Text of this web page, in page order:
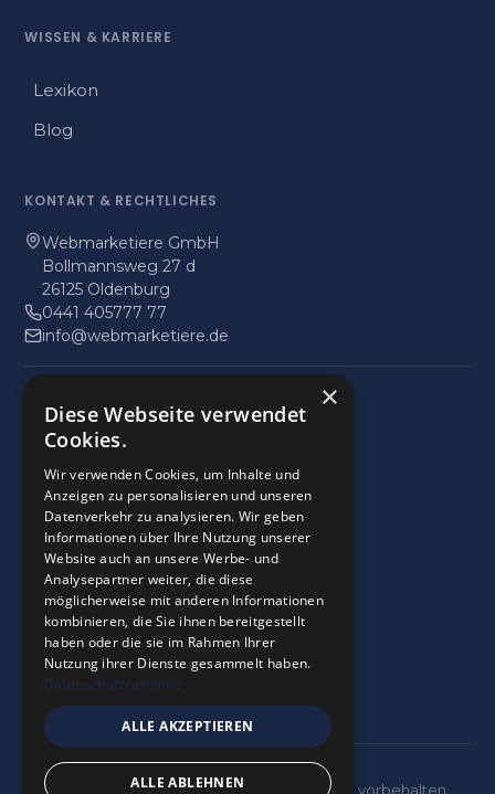
WISSEN & KARRIERE
Lexikon
Blog
KONTAKT & RECHTLICHES
Webmarketiere GmbH
Bollmannsweg 27 d
26125 Oldenburg
0441 405777 77
info@webmarketiere.de
Datenschutz
28 Bewertungen 9,9
provided by
Google Reviews
5.0
© 2026 Webmarketiere GmbH. Alle Rechte vorbehalten.
×
Diese Webseite verwendet
Cookies.
Wir verwenden Cookies, um Inhalte und
Anzeigen zu personalisieren und unseren
Datenverkehr zu analysieren. Wir geben
Informationen über Ihre Nutzung unserer
Website auch an unsere Werbe- und
Analysepartner weiter, die diese
möglicherweise mit anderen Informationen
kombinieren, die Sie ihnen bereitgestellt
haben oder die sie im Rahmen Ihrer
Nutzung ihrer Dienste gesammelt haben.
Datenschutzrichtlinie
ALLE AKZEPTIEREN
ALLE ABLEHNEN